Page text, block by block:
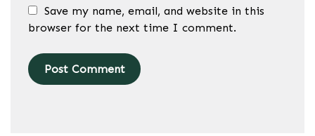
Save my name, email, and website in this
browser for the next time I comment.